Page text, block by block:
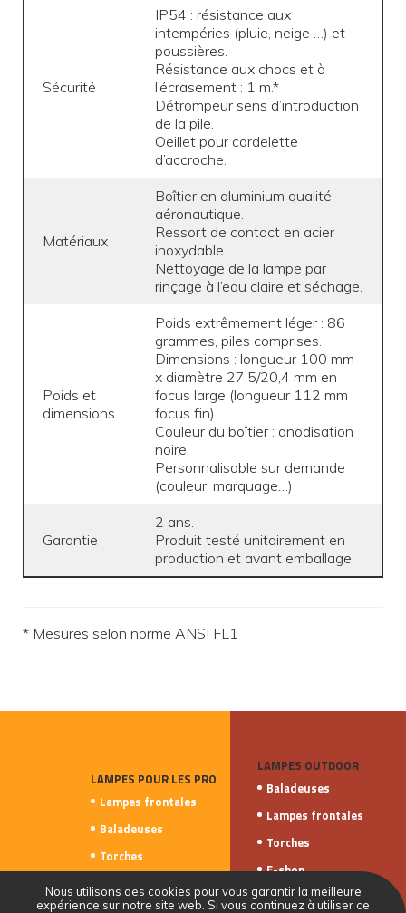
Sécurité
IP54 : résistance aux
intempéries (pluie, neige …) et
poussières.
Résistance aux chocs et à
l’écrasement : 1 m.*
Détrompeur sens d’introduction
de la pile.
Oeillet pour cordelette
d’accroche.
Matériaux
Boîtier en aluminium qualité
aéronautique.
Ressort de contact en acier
inoxydable.
Nettoyage de la lampe par
rinçage à l’eau claire et séchage.
Poids et
dimensions
Poids extrêmement léger : 86
grammes, piles comprises.
Dimensions : longueur 100 mm
x diamètre 27,5/20,4 mm en
focus large (longueur 112 mm
focus fin).
Couleur du boîtier : anodisation
noire.
Personnalisable sur demande
(couleur, marquage…)
Garantie
2 ans.
Produit testé unitairement en
production et avant emballage.
* Mesures selon norme ANSI FL1
LAMPES POUR LES PRO
Lampes frontales
Baladeuses
Torches
LAMPES OUTDOOR
Baladeuses
Lampes frontales
Torches
E-shop
Nous utilisons des cookies pour vous garantir la meilleure
expérience sur notre site web. Si vous continuez à utiliser ce